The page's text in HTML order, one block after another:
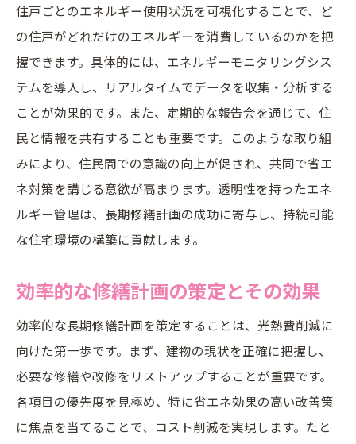
エコフレンドリーな資材の選定基準
最新の省エネ技術とその活用方法
環境負荷を最小限に抑える資材
効果的な資材調達のプロセス
資材のライフサイクルを考慮した計画
資金管理の見直しで安心の長期修繕計画を
予算配分の見直しと最適化
長期的視点での資金計画の構築
修繕積立金の効果的な運用手法
リスク管理と資金保全の戦略
予備費の重要性とその活用方法
住戸ごとのエネルギー使用状況を可視化することで、ど
の住戸がどれだけのエネルギーを消費しているのかを把
握できます。具体的には、エネルギーモニタリングシス
テムを導入し、リアルタイムでデータを収集・分析する
ことが効果的です。また、定期的な報告会を通じて、住
民と情報を共有することも重要です。このような取り組
みにより、住民間での意識の向上が促され、共同で省エ
ネ対策を講じる意欲が高まります。透明性を持ったエネ
ルギー管理は、長期修繕計画の成功に寄与し、持続可能
な住宅環境の構築に貢献します。
効率的な修繕計画の策定とその効果
効率的な長期修繕計画を策定することは、光熱費削減に
向けた第一歩です。まず、建物の現状を正確に把握し、
必要な修繕や改修をリストアップすることが重要です。
各項目の優先度を見極め、特に省エネ効果の高い改善策
に焦点を当てることで、コスト削減を実現します。たと